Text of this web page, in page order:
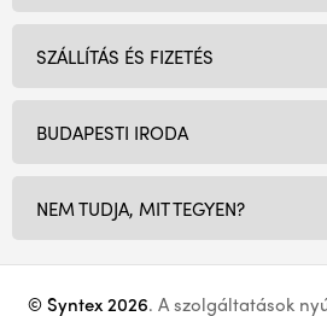
BUDAPESTI IRODA
NEM TUDJA, MIT TEGYEN?
SZÁLLÍTÁS ÉS FIZETÉS
© Syntex 2026. A szolgáltatások